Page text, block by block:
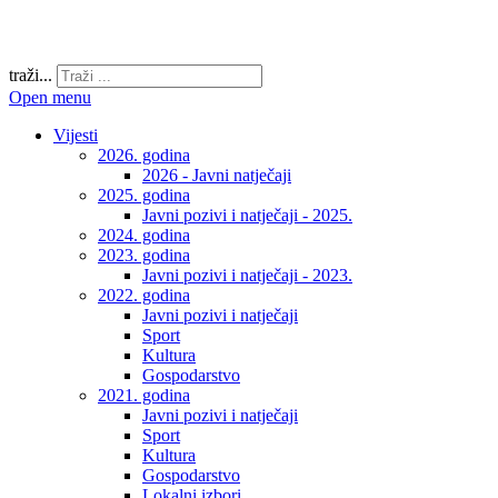
traži...
Open menu
Vijesti
2026. godina
2026 - Javni natječaji
2025. godina
Javni pozivi i natječaji - 2025.
2024. godina
2023. godina
Javni pozivi i natječaji - 2023.
2022. godina
Javni pozivi i natječaji
Sport
Kultura
Gospodarstvo
2021. godina
Javni pozivi i natječaji
Sport
Kultura
Gospodarstvo